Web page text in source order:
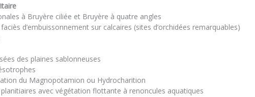
à Bruyère ciliée et Bruyère à quatre angles
d’embuissonnement sur calcaires (sites d’orchidées remarquables)
des plaines sablonneuses
du Magnopotamion ou Hydrocharition
avec végétation flottante à renoncules aquatiques